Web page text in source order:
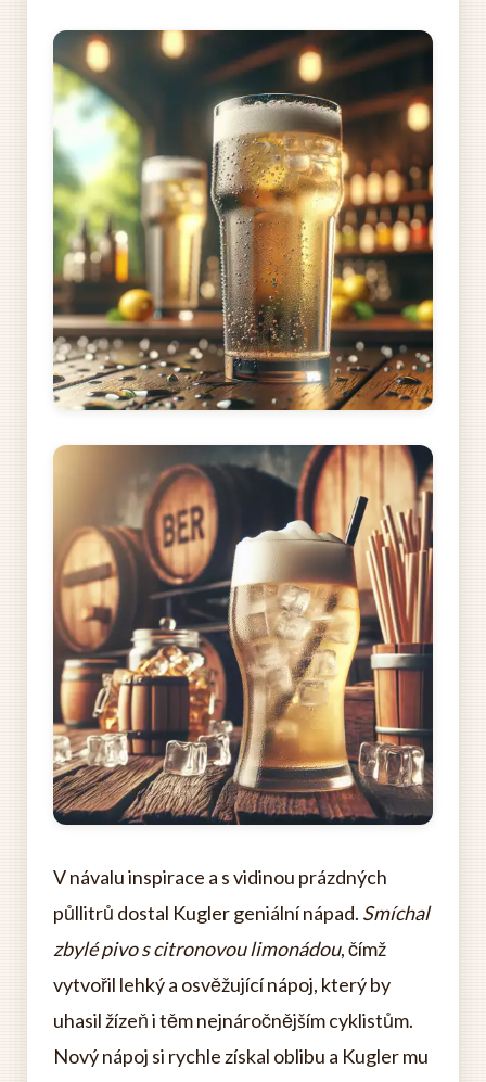
V návalu inspirace a s vidinou prázdných
půllitrů dostal Kugler geniální nápad. Smíchal
zbylé pivo s citronovou limonádou, čímž
vytvořil lehký a osvěžující nápoj, který by
uhasil žízeň i těm nejnáročnějším cyklistům.
Nový nápoj si rychle získal oblibu a Kugler mu